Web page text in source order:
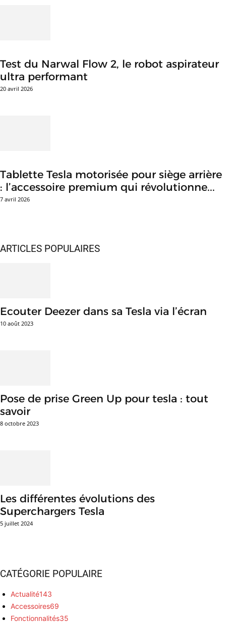
Test du Narwal Flow 2, le robot aspirateur
ultra performant
20 avril 2026
Tablette Tesla motorisée pour siège arrière
: l’accessoire premium qui révolutionne...
7 avril 2026
ARTICLES POPULAIRES
Ecouter Deezer dans sa Tesla via l’écran
10 août 2023
Pose de prise Green Up pour tesla : tout
savoir
8 octobre 2023
Les différentes évolutions des
Superchargers Tesla
5 juillet 2024
CATÉGORIE POPULAIRE
Actualité143
Accessoires69
Fonctionnalités35